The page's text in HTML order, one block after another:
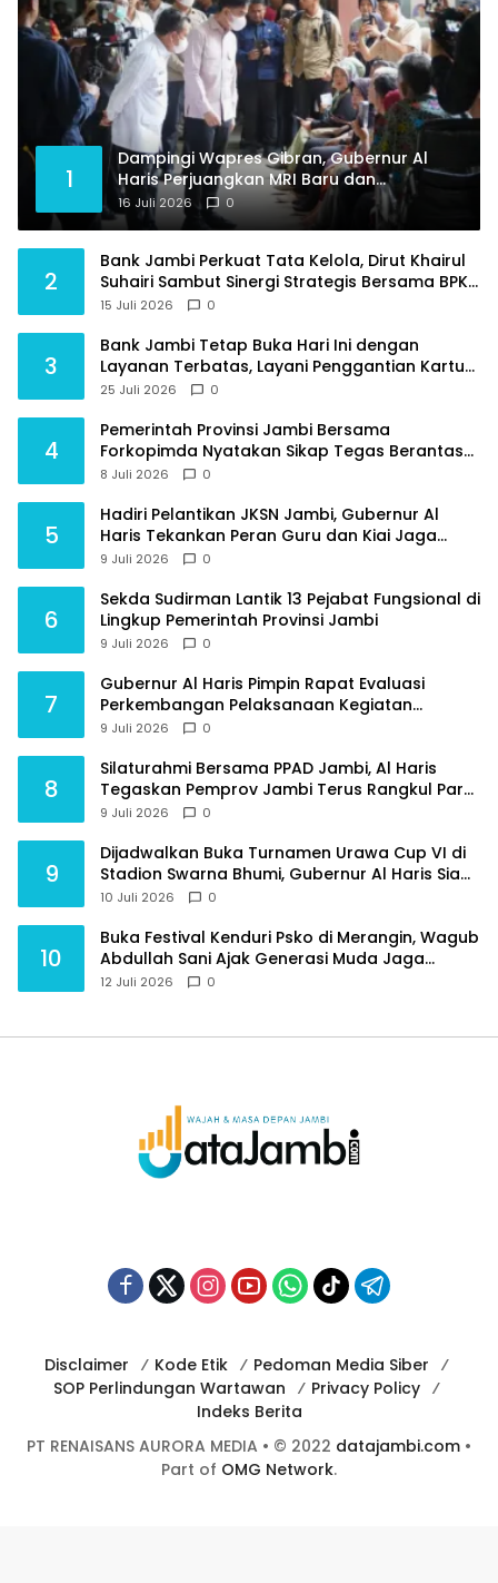
1
Dampingi Wapres Gibran, Gubernur Al
Haris Perjuangkan MRI Baru dan
Tambahan Dokter Spesialis untuk RSUD
Raden Mattaher
16 Juli 2026 0
2
Bank Jambi Perkuat Tata Kelola, Dirut Khairul
Suhairi Sambut Sinergi Strategis Bersama BPKP
Jambi
15 Juli 2026 0
3
Bank Jambi Tetap Buka Hari Ini dengan
Layanan Terbatas, Layani Penggantian Kartu
ATM dan Perubahan PIN
25 Juli 2026 0
4
Pemerintah Provinsi Jambi Bersama
Forkopimda Nyatakan Sikap Tegas Berantas
Geng Motor
8 Juli 2026 0
5
Hadiri Pelantikan JKSN Jambi, Gubernur Al
Haris Tekankan Peran Guru dan Kiai Jaga
Moral Generasi Bangsa
9 Juli 2026 0
6
Sekda Sudirman Lantik 13 Pejabat Fungsional di
Lingkup Pemerintah Provinsi Jambi
9 Juli 2026 0
7
Gubernur Al Haris Pimpin Rapat Evaluasi
Perkembangan Pelaksanaan Kegiatan
Pembangunan Triwulan II TA 2026
9 Juli 2026 0
8
Silaturahmi Bersama PPAD Jambi, Al Haris
Tegaskan Pemprov Jambi Terus Rangkul Para
Purnawirawan
9 Juli 2026 0
9
Dijadwalkan Buka Turnamen Urawa Cup VI di
Stadion Swarna Bhumi, Gubernur Al Haris Siap
Berlaga Lawan Tim Urawa
10 Juli 2026 0
10
Buka Festival Kenduri Psko di Merangin, Wagub
Abdullah Sani Ajak Generasi Muda Jaga
Budaya dan Jauhi Narkoba
12 Juli 2026 0
Disclaimer Kode Etik
Pedoman Media Siber
SOP Perlindungan Wartawan
Privacy Policy
Indeks Berita
PT RENAISANS AURORA MEDIA • © 2022 datajambi.com •
Part of OMG Network.